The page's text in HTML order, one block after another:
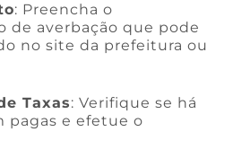
: Preencha o
de averbação que pode
no site da prefeitura ou
Taxas: Verifique se há
pagas e efetue o